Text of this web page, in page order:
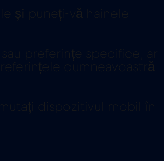
și puneți-vă hainele
preferințe specifice, ar
dumneavoastră
dispozitivul mobil în